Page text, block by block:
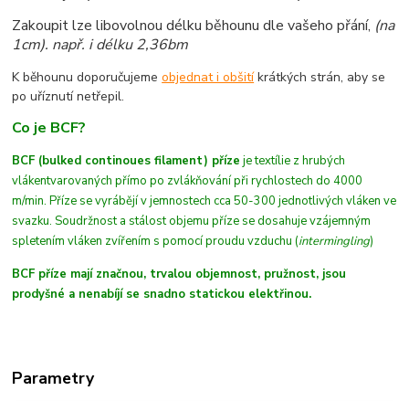
Zakoupit lze libovolnou délku běhounu dle vašeho přání, (na
1cm). např. i délku 2,36bm
K běhounu doporučujemeobjednat i obšitíkrátkých strán, aby se
po uříznutí netřepil.
Co je BCF?
BCF (bulked continoues filament) příze je textílie z hrubých
vlákentvarovanýchpřímo po zvlákňování při rychlostech do 4000
m/min. Příze se vyrábějí v jemnostech cca 50-300 jednotlivých vláken ve
svazku. Soudržnost a stálost objemu příze se dosahuje vzájemným
spletením vláken zvířením s pomocí proudu vzduchu (intermingling)
BCF příze mají značnou, trvalou objemnost, pružnost, jsou
prodyšné a nenabíjí se snadno statickou elektřinou.
Parametry